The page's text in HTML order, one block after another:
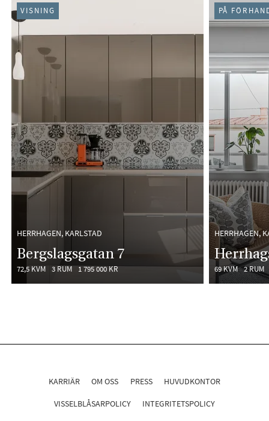
HERRHAGEN, KARLSTAD
Bergslagsgatan 7
72,5 KVM 3 RUM 1 795 000 KR
VISNING
HERRHAGEN,
69 KVM 2 RUM
PÅ
KARRIÄR OM OSS PRESS HUVUDKONTOR
VISSELBLÅSARPOLICY INTEGRITETSPOLICY